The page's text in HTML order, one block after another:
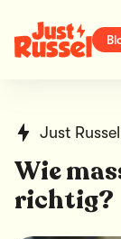
Just Russel
Wie
richtig?